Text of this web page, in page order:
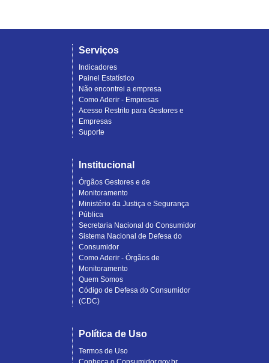
Serviços
Indicadores
Painel Estatístico
Não encontrei a empresa
Como Aderir - Empresas
Acesso Restrito para Gestores e
Empresas
Suporte
Institucional
Órgãos Gestores e de
Monitoramento
Ministério da Justiça e Segurança
Pública
Secretaria Nacional do Consumidor
Sistema Nacional de Defesa do
Consumidor
Como Aderir - Órgãos de
Monitoramento
Quem Somos
Código de Defesa do Consumidor
(CDC)
Política de Uso
Termos de Uso